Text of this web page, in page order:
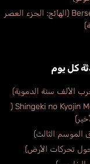
Berserk: Ougon Jidai-hen – Memorial Edition (الهائج: الجزء العصر
Shingeki no Kyojin Movie: Kanketsu-hen – The Last Attack (